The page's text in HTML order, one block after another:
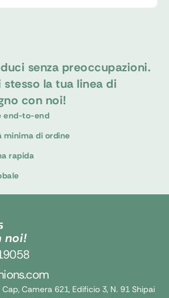
senza preoccupazioni.
la tua linea di
con noi!
end-to-end
minima di ordine
rapida
noi!
Camera 621, Edificio 3, N. 91 Shipai